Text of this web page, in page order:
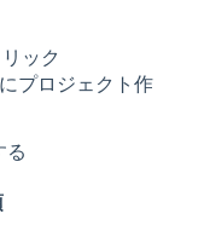
ック
プロジェクト作
る